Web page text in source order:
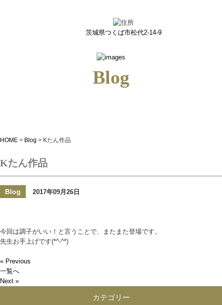
茨城県つくば市松代2-14-9
Blog
HOME > Blog > Kたん作品
Kたん作品
Blog 2017年09月26日
今回は調子がいい！と言うことで、またまた登場です。
先生お手上げです(*^-^*)
« Previous
一覧へ
Next »
カテゴリー